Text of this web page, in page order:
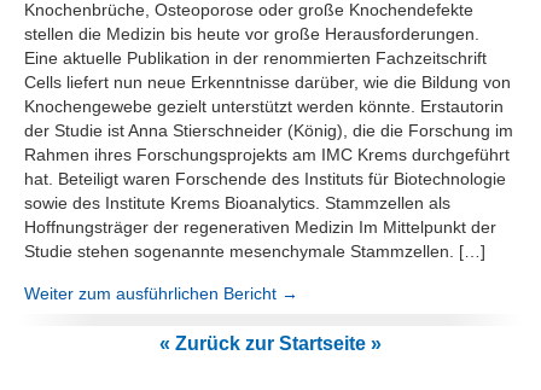
Knochenbrüche, Osteoporose oder große Knochendefekte
stellen die Medizin bis heute vor große Herausforderungen.
Eine aktuelle Publikation in der renommierten Fachzeitschrift
Cells liefert nun neue Erkenntnisse darüber, wie die Bildung von
Knochengewebe gezielt unterstützt werden könnte. Erstautorin
der Studie ist Anna Stierschneider (König), die die Forschung im
Rahmen ihres Forschungsprojekts am IMC Krems durchgeführt
hat. Beteiligt waren Forschende des Instituts für Biotechnologie
sowie des Institute Krems Bioanalytics. Stammzellen als
Hoffnungsträger der regenerativen Medizin Im Mittelpunkt der
Studie stehen sogenannte mesenchymale Stammzellen. […]
Weiter zum ausführlichen Bericht →
« Zurück zur Startseite »